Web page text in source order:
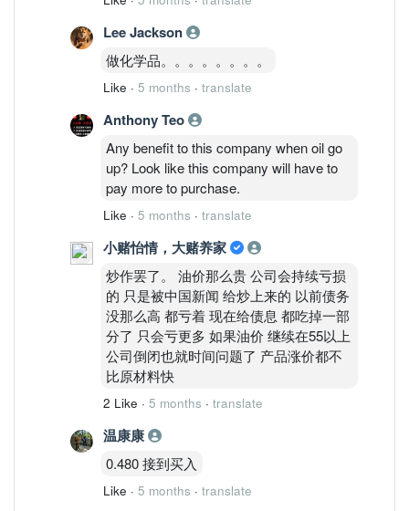
Lee Jackson
做化学品。。。。。。。。
Like · 5 months · translate
Anthony Teo
Any benefit to this company when oil go
up? Look like this company will have to
pay more to purchase.
Like · 5 months · translate
小赌怡情，大赌养家
炒作罢了。 油价那么贵 公司会持续亏损
的 只是被中国新闻 给炒上来的 以前债务
没那么高 都亏着 现在给债息 都吃掉一部
分了 只会亏更多 如果油价 继续在55以上
公司倒闭也就时间问题了 产品涨价都不
比原材料快
2 Like · 5 months · translate
温康康
0.480 接到买入
Like · 5 months · translate